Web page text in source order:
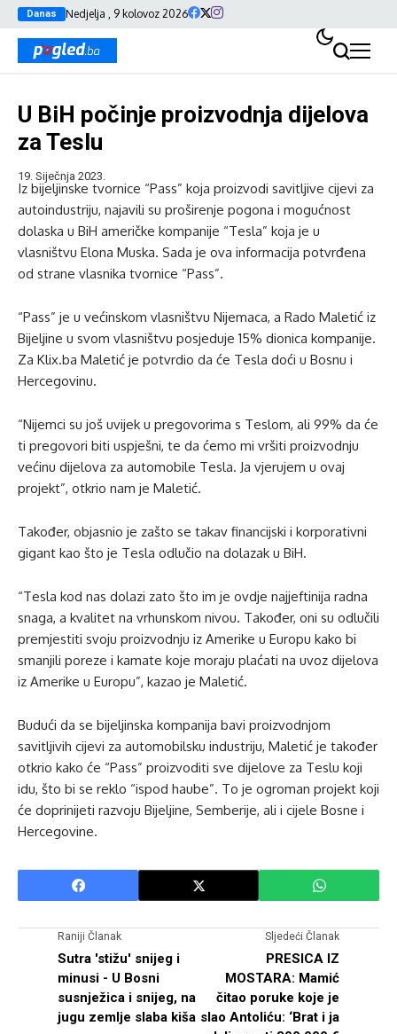
Danas Nedjelja , 9 kolovoz 2026
U BiH počinje proizvodnja dijelova
za Teslu
19. Siječnja 2023.
Iz bijeljinske tvornice “Pass” koja proizvodi savitljive cijevi za
autoindustriju, najavili su proširenje pogona i mogućnost
dolaska u BiH američke kompanije “Tesla” koja je u
vlasništvu Elona Muska. Sada je ova informacija potvrđena
od strane vlasnika tvornice “Pass”.
“Pass” je u većinskom vlasništvu Nijemaca, a Rado Maletić iz
Bijeljine u svom vlasništvu posjeduje 15% dionica kompanije.
Za Klix.ba Maletić je potvrdio da će Tesla doći u Bosnu i
Hercegovinu.
“Nijemci su još uvijek u pregovorima s Teslom, ali 99% da će
ti pregovori biti uspješni, te da ćemo mi vršiti proizvodnju
većinu dijelova za automobile Tesla. Ja vjerujem u ovaj
projekt”, otkrio nam je Maletić.
Također, objasnio je zašto se takav financijski i korporativni
gigant kao što je Tesla odlučio na dolazak u BiH.
“Tesla kod nas dolazi zato što im je ovdje najjeftinija radna
snaga, a kvalitet na vrhunskom nivou. Također, oni su odlučili
premjestiti svoju proizvodnju iz Amerike u Europu kako bi
smanjili poreze i kamate koje moraju plaćati na uvoz dijelova
iz Amerike u Europu”, kazao je Maletić.
Budući da se bijeljinska kompanija bavi proizvodnjom
savitljivih cijevi za automobilsku industriju, Maletić je također
otkrio kako će “Pass” proizvoditi sve dijelove za Teslu koji
idu, što bi se reklo “ispod haube”. To je ogroman projekt koji
će doprinijeti razvoju Bijeljine, Semberije, ali i cijele Bosne i
Hercegovine.
Raniji Članak
Sutra 'stižu' snijeg i
minusi - U Bosni
susnježica i snijeg, na
jugu zemlje slaba kiša
Sljedeći Članak
PRESICA IZ
MOSTARA: Mamić
čitao poruke koje je
slao Antoliću: ‘Brat i ja